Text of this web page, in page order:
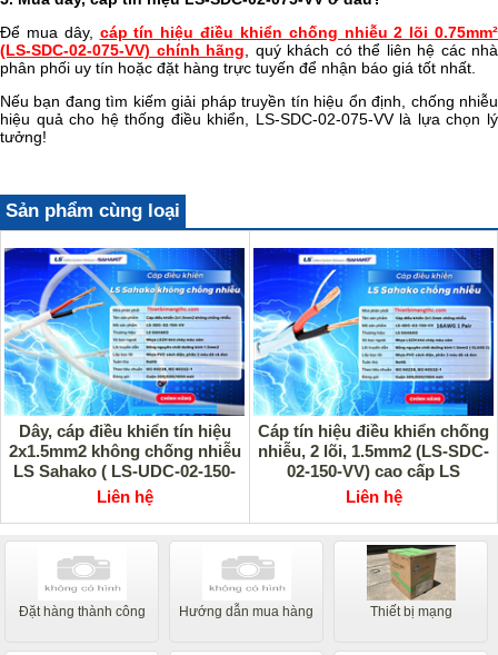
Để mua dây, cáp tín hiệu điều khiển chống nhiễu 2 lõi 0.75mm²
(LS-SDC-02-075-VV) chính hãng, quý khách có thể liên hệ các nhà
phân phối uy tín hoặc đặt hàng trực tuyến để nhận báo giá tốt nhất.
Nếu bạn đang tìm kiếm giải pháp truyền tín hiệu ổn định, chống nhiễu
hiệu quả cho hệ thống điều khiển, LS-SDC-02-075-VV là lựa chọn lý
tưởng!
Sản phẩm cùng loại
Dây, cáp điều khiển tín hiệu
2x1.5mm2 không chống nhiễu
LS Sahako ( LS-UDC-02-150-
VV) cao cấp
Liên hệ
Cáp tín hiệu điều khiển chống
nhiễu, 2 lõi, 1.5mm2 (LS-SDC-
02-150-VV) cao cấp LS
SAHAKO
Liên hệ
Đặt hàng thành công Hướng dẫn mua hàng Thiết bị mạng